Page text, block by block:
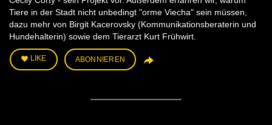
Tiere in der Stadt nicht unbedingt "orme Viecha" sein müssen,
dazu mehr von Birgit Kacerovsky (Kommunikationsberaterin und
Hundehalterin) sowie dem Tierarzt Kurt Frühwirt.
LIKE ABONNIEREN